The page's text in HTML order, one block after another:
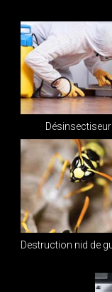
Destruction nid de